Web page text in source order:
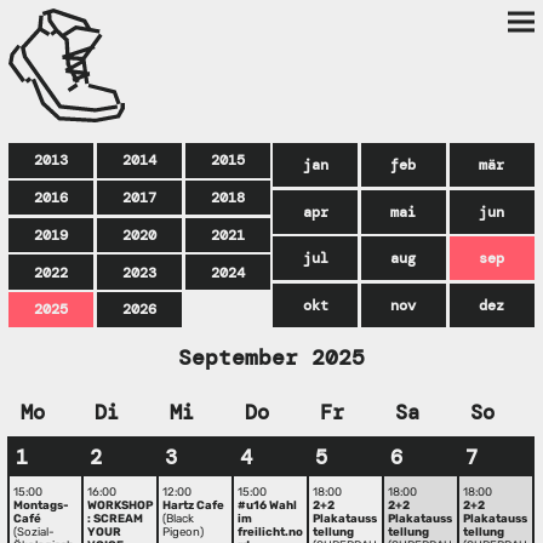
2013 2014
2015
2016
2017
2018
2019
2020
2021
2022
2023
2024
2025
2026
jan feb mär
apr mai jun
jul aug sep
okt nov dez
September 2025
Mo Di Mi Do Fr Sa
So
1
15:00
Montags-
Café
(Sozial-
2
16:00
WORKSHOP
: SCREAM
YOUR
3
12:00
Hartz Cafe
(Black
Pigeon)
4
15:00
#u16 Wahl
im
freilicht.no
5
18:00
2+2
Plakatauss
tellung
6
18:00
2+2
Plakatauss
tellung
7
18:00
2+2
Plakatauss
tellung